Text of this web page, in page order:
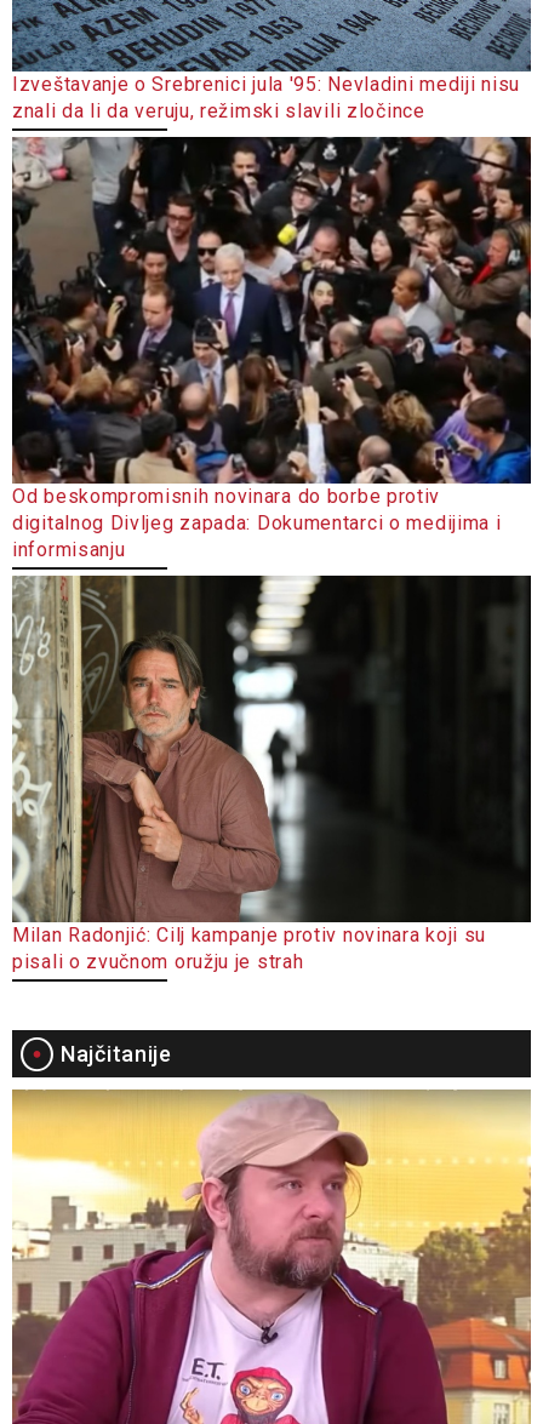
Izveštavanje o Srebrenici jula '95: Nevladini mediji nisu
znali da li da veruju, režimski slavili zločince
Od beskompromisnih novinara do borbe protiv
digitalnog Divljeg zapada: Dokumentarci o medijima i
informisanju
Milan Radonjić: Cilj kampanje protiv novinara koji su
pisali o zvučnom oružju je strah
Najčitanije